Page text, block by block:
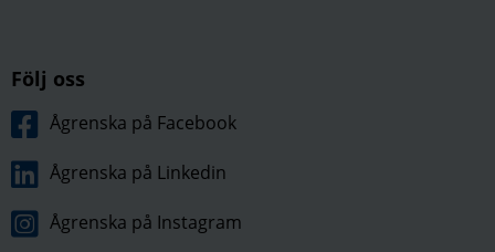
Följ oss
Ågrenska på Facebook
Ågrenska på Linkedin
Ågrenska på Instagram